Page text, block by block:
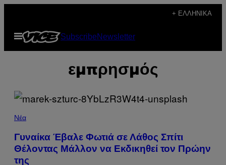
περιεχόμενο
+ ΕΛΛΗΝΙΚΆ
Ανοίξτε
μενού
SubscribeNewsletter
εμπρησμός
Νέα
Γυναίκα Έβαλε Φωτιά σε Λάθος Σπίτι
Θέλοντας Μάλλον να Εκδικηθεί τον Πρώην
της